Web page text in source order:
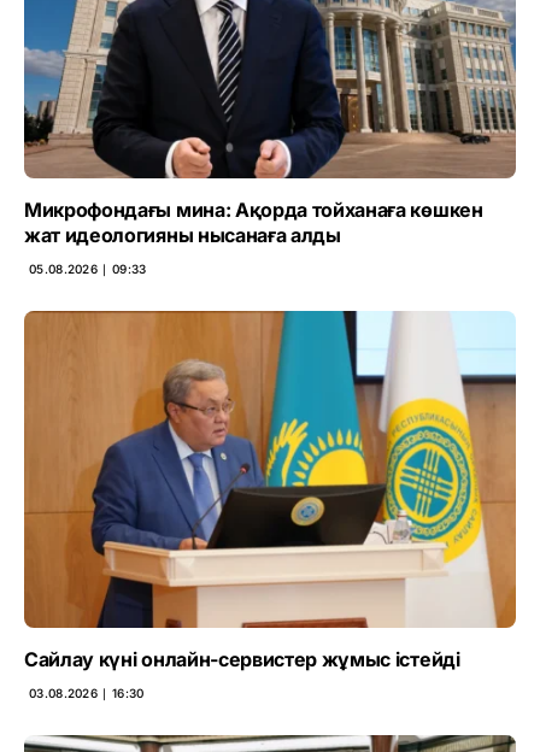
Микрофондағы мина: Ақорда тойханаға көшкен
жат идеологияны нысанаға алды
05.08.2026 ∣ 09:33
Сайлау күні онлайн-сервистер жұмыс істейді
03.08.2026 ∣ 16:30